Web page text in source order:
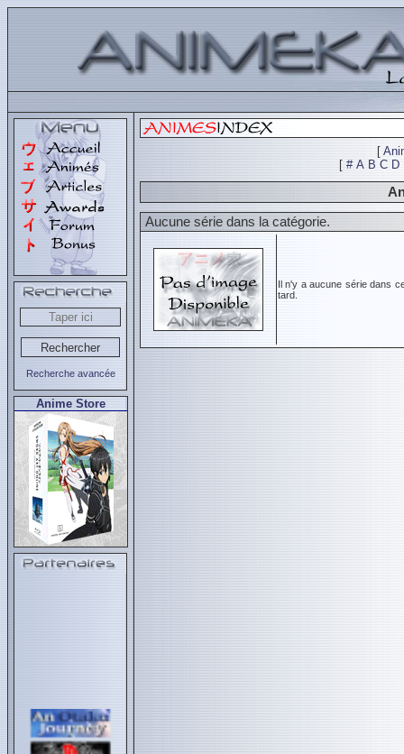
Recherche avancée
Anime Store
[
[ # A B C D
Aucune série dans la catégorie.
Il n'y a aucune série dans
tard.